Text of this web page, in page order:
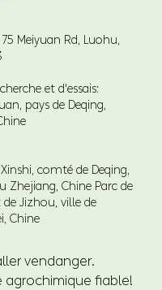
Meiyuan Rd, Luohu,
et d'essais:
pays de Deqing,
comté de Deqing,
Zhejiang, Chine Parc de
Jizhou, ville de
Chine
vendanger.
agrochimique fiable!